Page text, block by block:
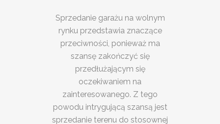
Sprzedanie garażu na wolnym
rynku przedstawia znaczące
przeciwności, ponieważ ma
szansę zakończyć się
przedłużającym się
oczekiwaniem na
zainteresowanego. Z tego
powodu intrygującą szansą jest
sprzedanie terenu do stosownej